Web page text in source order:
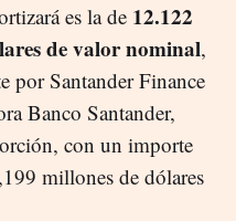
es la de 12.122
de valor nominal,
por Santander Finance
Banco Santander,
con un importe
millones de dólares